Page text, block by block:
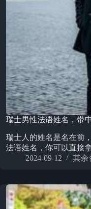
瑞士男性法语姓名，带
瑞士人的姓名是名在前
法语姓名，你可以直接
2024-09-12
其余